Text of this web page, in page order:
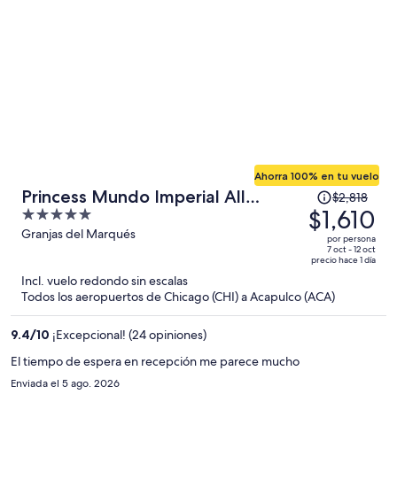
Princess Mundo Imperial All
Inclusive
5
out
Granjas del Marqués
Ahorra 100% en tu vuelo
El
precio
era
$2,818
ahora
$2,818
$1,610
por persona
7 oct - 12 oct
precio hace 1 día
Incl. vuelo redondo sin escalas
Todos los aeropuertos de Chicago (CHI) a Acapulco (ACA)
9.4/10 ¡Excepcional! (24 opiniones)
El tiempo de espera en recepción me parece mucho
Enviada el 5 ago. 2026